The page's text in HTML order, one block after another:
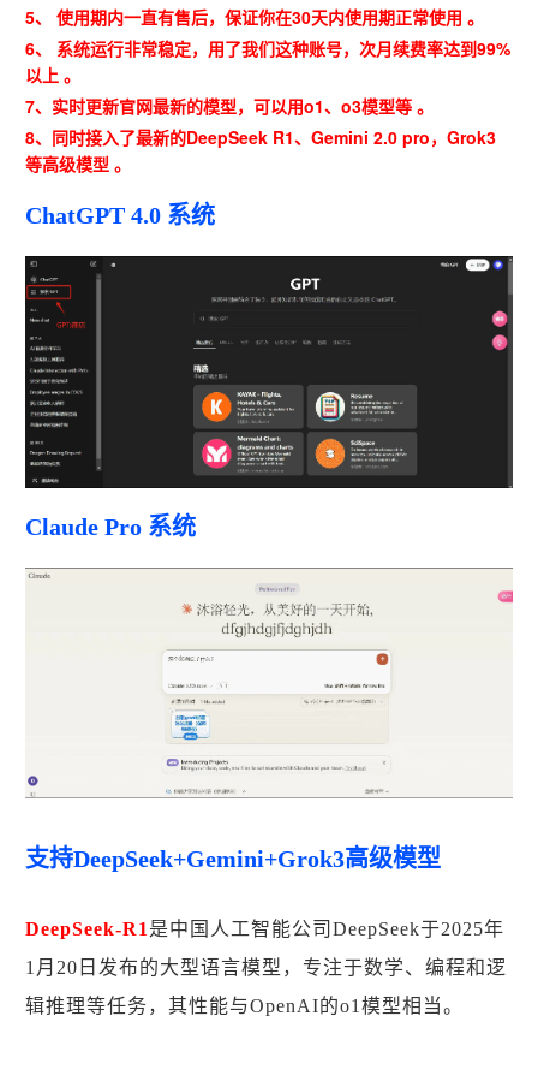
5、 使用期内一直有售后，保证你在30天内使用期正常使用 。
6、 系统运行非常稳定，用了我们这种账号，次月续费率达到99%
以上 。
7、实时更新官网最新的模型，可以用o1、o3模型等 。
8、同时接入了最新的DeepSeek R1、Gemini 2.0 pro，Grok3
等高级模型 。
ChatGPT 4.0 系统
Claude Pro 系统
支持DeepSeek+Gemini+Grok3高级模型
DeepSeek-R1 是中国人工智能公司DeepSeek于2025年
1月20日发布的大型语言模型，专注于数学、编程和逻
辑推理等任务，其性能与OpenAI的o1模型相当。